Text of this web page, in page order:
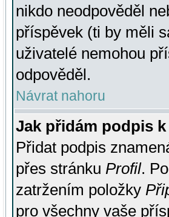
nikdo neodpověděl
příspěvek (ti by měli
uživatelé nemohou
odpověděl.
Návrat nahoru
Jak přidám podpis
Přidat podpis
přes stránku Profil.
zatržením položky
pro všechny vaše